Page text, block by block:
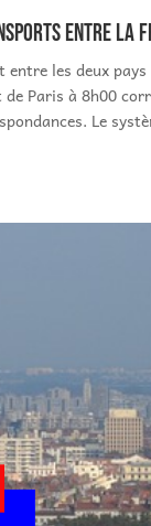
entre la
les deux
de Paris à 8h00
Le